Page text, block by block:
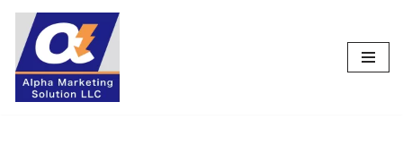
コ
ン
テ